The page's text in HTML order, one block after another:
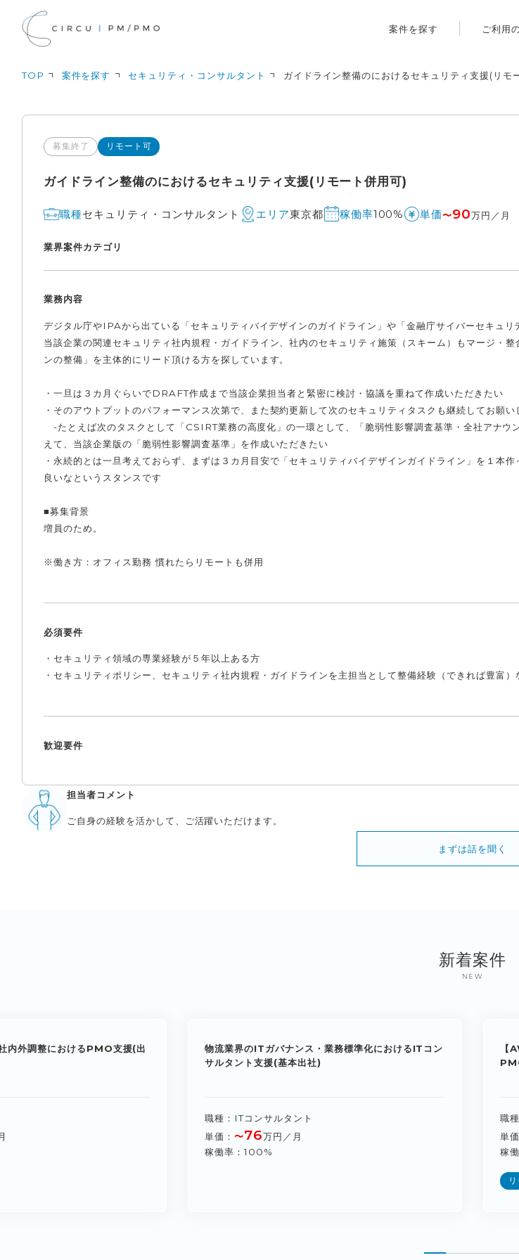
案件を探す ご利用
TOP 案件を探す セキュリティ・コンサルタント ガイドライン整備のにおけるセキュリティ支援(リモ
募集終了 リモート可
ガイドライン整備のにおけるセキュリティ支援(リモート併用可)
職種セキュリティ・コンサルタント エリア東京都 稼働率100% 単価〜90万円／月
業界案件カテゴリ
業務内容
デジタル庁やIPAから出ている「セキュリティバイデザインのガイドライン」や「金融庁サイバーセキュリ
当該企業の関連セキュリティ社内規程・ガイドライン、社内のセキュリティ施策（スキーム）もマージ・
ンの整備」を主体的にリード頂ける方を探しています。
・一旦は３カ月ぐらいでDRAFT作成まで当該企業担当者と緊密に検討・協議を重ねて作成いただきたい
・そのアウトプットのパフォーマンス次第で、また契約更新して次のセキュリティタスクも継続してお願い
-たとえば次のタスクとして「CSIRT業務の高度化」の一環として、「脆弱性影響調査基準・全社アナウ
えて、当該企業版の「脆弱性影響調査基準」を作成いただきたい
・永続的とは一旦考えておらず、まずは３カ月目安で「セキュリティバイデザインガイドライン」を１本
良いなというスタンスです
■募集背景
増員のため。
※働き方：オフィス勤務 慣れたらリモートも併用
必須要件
・セキュリティ領域の専業経験が５年以上ある方
・セキュリティポリシー、セキュリティ社内規程・ガイドラインを主担当として整備経験（できれば豊富）
歓迎要件
担当者コメント
ご自身の経験を活かして、ご活躍いただけます。
まずは話を聞く
新着案件
NEW
内外調整におけるPMO支援(出
物流業界のITガバナンス・業務標準化におけるITコン
サルタント支援(基本出社)
職種
ITコンサルタント
単価
〜76万円／月
稼働率
100%
【
職種
単価
稼